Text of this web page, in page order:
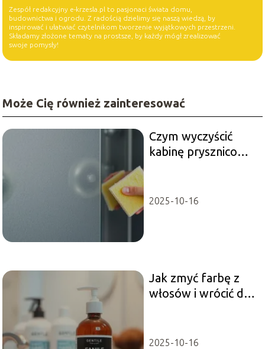
Zespół redakcyjny e-krzesla.pl to pasjonaci świata domu,
budownictwa i ogrodu. Z radością dzielimy się naszą wiedzą, by
inspirować i ułatwiać czytelnikom tworzenie wyjątkowych przestrzeni.
Składamy złożone tematy na prostsze, by każdy mógł zrealizować
swoje pomysły!
Może Cię również zainteresować
Czym wyczyścić
kabinę prysznicową
2025-10-16
Jak zmyć farbę z
włosów i wrócić do
2025-10-16